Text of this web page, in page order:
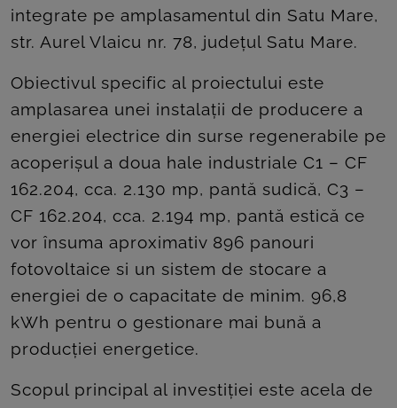
integrate pe amplasamentul din Satu Mare,
str. Aurel Vlaicu nr. 78, județul Satu Mare.
Obiectivul specific al proiectului este
amplasarea unei instalații de producere a
energiei electrice din surse regenerabile pe
acoperișul a doua hale industriale C1 – CF
162.204, cca. 2.130 mp, pantă sudică, C3 –
CF 162.204, cca. 2.194 mp, pantă estică ce
vor însuma aproximativ 896 panouri
fotovoltaice si un sistem de stocare a
energiei de o capacitate de minim. 96,8
kWh pentru o gestionare mai bună a
producției energetice.
Scopul principal al investiției este acela de